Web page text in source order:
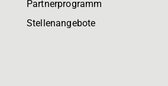
Partnerprogramm
Stellenangebote